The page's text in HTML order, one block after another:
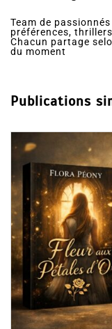
Team de
préférences,
Chacun partage
du moment
Publications